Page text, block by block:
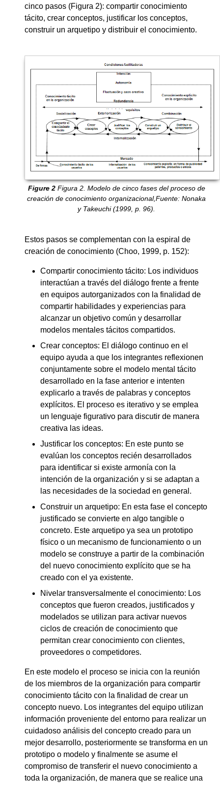
cinco pasos (Figura 2): compartir conocimiento
tácito, crear conceptos, justificar los conceptos,
construir un arquetipo y distribuir el conocimiento.
Figura 2. Modelo de cinco fases del proceso de
creación de conocimiento organizacional,Fuente: Nonaka
y Takeuchi (1999, p. 96).
Estos pasos se complementan con la espiral de
creación de conocimiento (Choo, 1999, p. 152):
Compartir conocimiento tácito: Los individuos
interactúan a través del diálogo frente a frente
en equipos autorganizados con la finalidad de
compartir habilidades y experiencias para
alcanzar un objetivo común y desarrollar
modelos mentales tácitos compartidos.
Crear conceptos: El diálogo continuo en el
equipo ayuda a que los integrantes reflexionen
conjuntamente sobre el modelo mental tácito
desarrollado en la fase anterior e intenten
explicarlo a través de palabras y conceptos
explícitos. El proceso es iterativo y se emplea
un lenguaje figurativo para discutir de manera
creativa las ideas.
Justificar los conceptos: En este punto se
evalúan los conceptos recién desarrollados
para identificar si existe armonía con la
intención de la organización y si se adaptan a
las necesidades de la sociedad en general.
Construir un arquetipo: En esta fase el concepto
justificado se convierte en algo tangible o
concreto. Este arquetipo ya sea un prototipo
físico o un mecanismo de funcionamiento o un
modelo se construye a partir de la combinación
del nuevo conocimiento explícito que se ha
creado con el ya existente.
Nivelar transversalmente el conocimiento: Los
conceptos que fueron creados, justificados y
modelados se utilizan para activar nuevos
ciclos de creación de conocimiento que
permitan crear conocimiento con clientes,
proveedores o competidores.
En este modelo el proceso se inicia con la reunión
de los miembros de la organización para compartir
conocimiento tácito con la finalidad de crear un
concepto nuevo. Los integrantes del equipo utilizan
información proveniente del entorno para realizar un
cuidadoso análisis del concepto creado para un
mejor desarrollo, posteriormente se transforma en un
prototipo o modelo y finalmente se asume el
compromiso de transferir el nuevo conocimiento a
toda la organización, de manera que se realice una